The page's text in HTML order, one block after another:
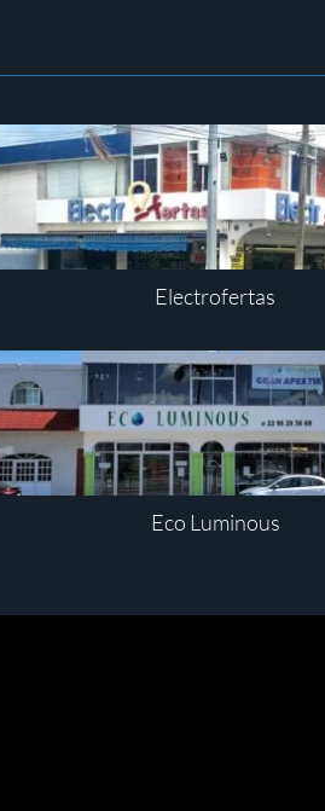
Electrofertas
Eco Luminous